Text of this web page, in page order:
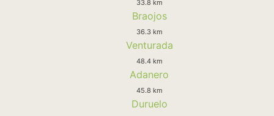
33.8 km
Braojos
36.3 km
Venturada
48.4 km
Adanero
45.8 km
Duruelo